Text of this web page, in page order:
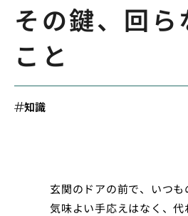
その鍵、回
こと
知識
玄関のドアの前で、いつ
気味よい手応えはなく、